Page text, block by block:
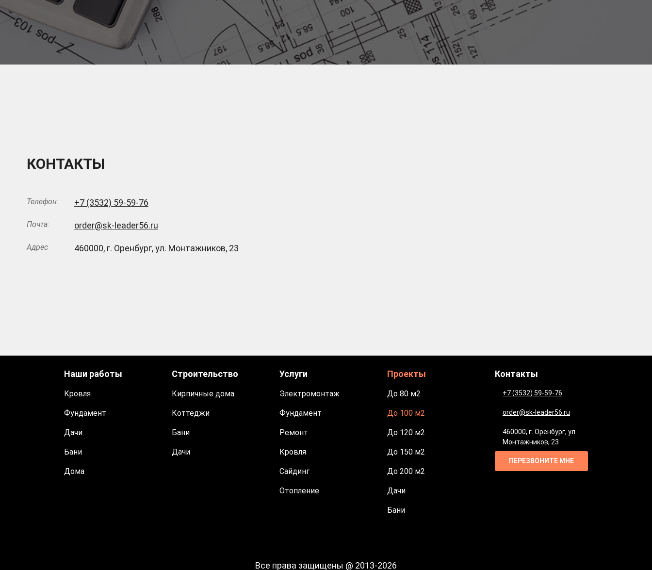
КОНТАКТЫ
Телефон: +7 (3532) 59-59-76
Почта: order@sk-leader56.ru
Адрес 460000, г. Оренбург,ул. Монтажников, 23
Наши работы
Кровля
Фундамент
Дачи
Бани
Дома
Строительство
Кирпичные дома
Коттеджи
Бани
Дачи
Услуги
Электромонтаж
Фундамент
Ремонт
Кровля
Сайдинг
Отопление
Проекты
До 80 м2
До 100 м2
До 120 м2
До 150 м2
До 200 м2
Дачи
Бани
Контакты
+7 (3532) 59-59-76
order@sk-leader56.ru
460000, г. Оренбург, ул.
Монтажников, 23
ПЕРЕЗВОНИТЕ МНЕ
Все права защищены @ 2013-2026